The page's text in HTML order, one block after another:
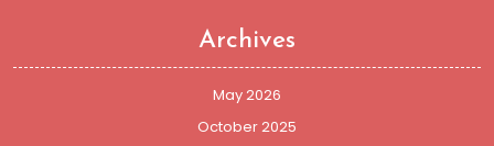
Archives
May 2026
October 2025